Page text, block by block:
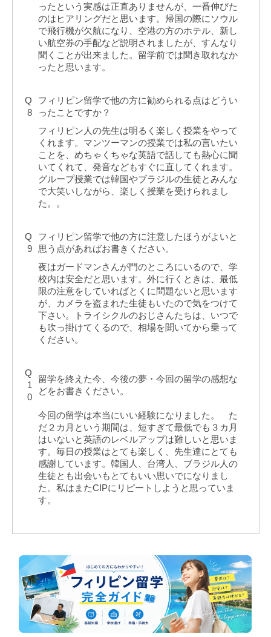
ったという実感は正直ありませんが、一番伸びた
のはヒアリングだと思います。帰国の際にソウル
で飛行機が欠航になり、空港の方のホテル、新し
い航空券の手配など説明されましたが、すんなり
聞くことが出来ました。留学前では聞き取れなか
ったと思います。
Q
8
フィリピン留学で他の方に勧められる点はどうい
ったことですか？
フィリピン人の先生は明るく楽しく授業をやって
くれます。マンツーマンの授業では私の言いたい
ことを、めちゃくちゃな英語で話しても熱心に聞
いてくれて、発音などもすぐに直してくれます。
グループ授業では韓国やブラジルの生徒とみんな
で大笑いしながら、楽しく授業を受けられまし
た。。
Q
9
フィリピン留学で他の方に注意したほうがよいと
思う点があればお書きください。
夜はガードマンさんが門のところにいるので、学
校内は安全だと思います。外に行くときは、最低
限の注意をしていればとくに問題ないと思います
が、カメラを盗まれた生徒もいたので気をつけて
下さい。トライシクルのおじさんたちは、いつで
も吹っ掛けてくるので、相場を聞いてから乗って
ください。
Q
1
0
留学を終えた今、今後の夢・今回の留学の感想な
どをお書きください。
今回の留学は本当にいい経験になりました。 た
だ２カ月という期間は、短すぎて最低でも３カ月
はいないと英語のレベルアップは難しいと思いま
す。毎日の授業はとても楽しく、先生達にとても
感謝しています。韓国人、台湾人、ブラジル人の
生徒とも出会いもとてもいい思いでになりまし
た。私はまたCIPにリピートしようと思っていま
す。